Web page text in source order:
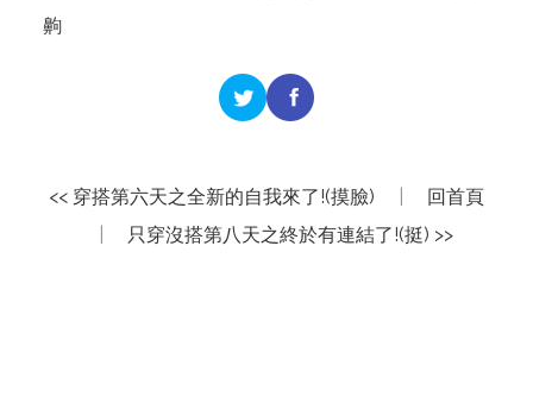
齁
<< 穿搭第六天之全新的自我來了!(摸臉)
回首頁
只穿沒搭第八天之終於有連結了!(挺) >>